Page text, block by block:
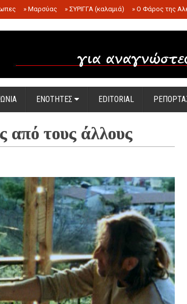
» Μαρσύας » ΣΥΡΙΓΓΑ (καλαμιά) » Ο Φάρος της
ΕΝΟΤΗΤΕΣ EDITORIAL
από τους άλλους